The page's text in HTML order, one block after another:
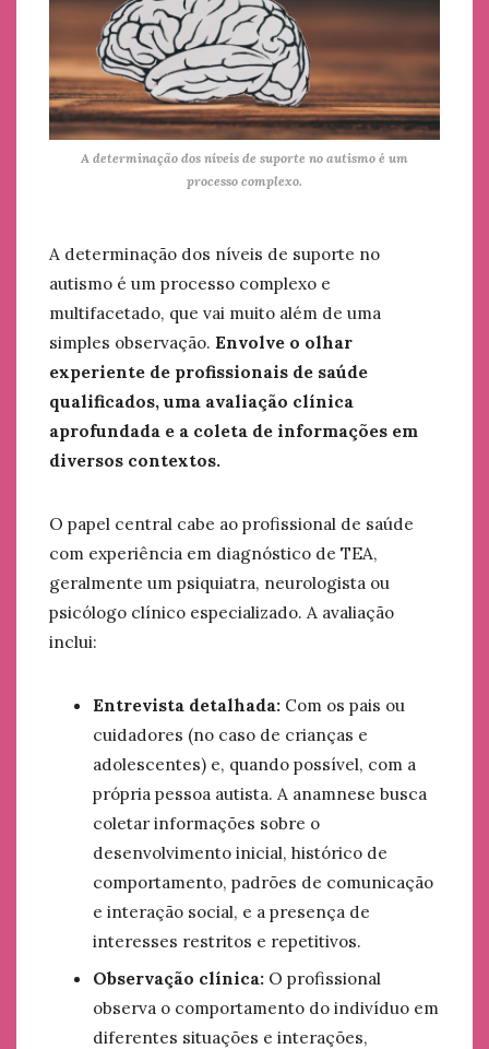
A determinação dos níveis de suporte no autismo é um
processo complexo.
A determinação dos níveis de suporte no
autismo é um processo complexo e
multifacetado, que vai muito além de uma
simples observação. Envolve o olhar
experiente de profissionais de saúde
qualificados, uma avaliação clínica
aprofundada e a coleta de informações em
diversos contextos.
O papel central cabe ao profissional de saúde
com experiência em diagnóstico de TEA,
geralmente um psiquiatra, neurologista ou
psicólogo clínico especializado. A avaliação
inclui:
Entrevista detalhada: Com os pais ou
cuidadores (no caso de crianças e
adolescentes) e, quando possível, com a
própria pessoa autista. A anamnese busca
coletar informações sobre o
desenvolvimento inicial, histórico de
comportamento, padrões de comunicação
e interação social, e a presença de
interesses restritos e repetitivos.
Observação clínica: O profissional
observa o comportamento do indivíduo em
diferentes situações e interações,